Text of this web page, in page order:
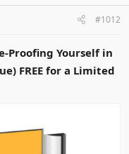
#1012
Proofing Yourself in
FREE for a Limited